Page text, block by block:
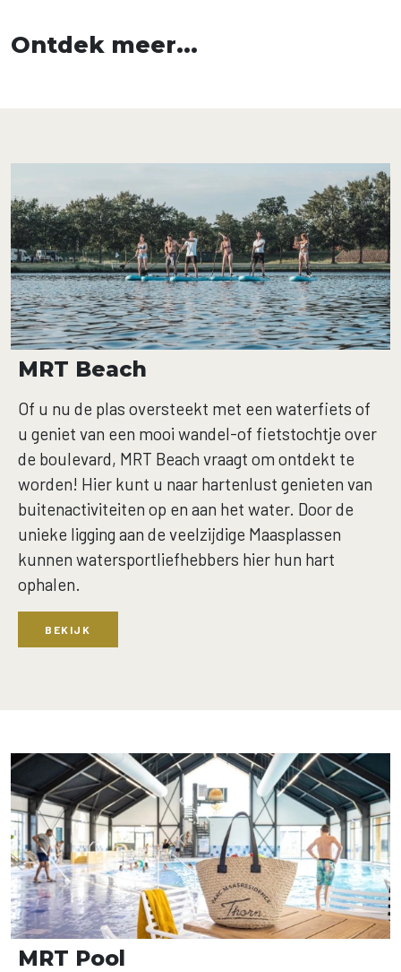
Ontdek meer...
MRT Beach
Of u nu de plas oversteekt met een waterfiets of
u geniet van een mooi wandel-of fietstochtje over
de boulevard, MRT Beach vraagt om ontdekt te
worden! Hier kunt u naar hartenlust genieten van
buitenactiviteiten op en aan het water. Door de
unieke ligging aan de veelzijdige Maasplassen
kunnen watersportliefhebbers hier hun hart
ophalen.
BEKIJK
MRT Pool